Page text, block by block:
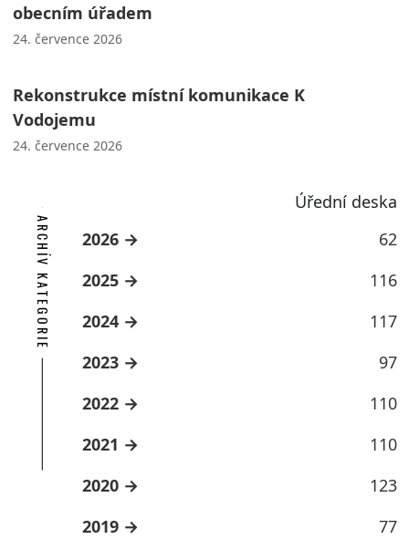
obecním úřadem
24. července 2026
Rekonstrukce místní komunikace K
Vodojemu
24. července 2026
Úřední deska
ARCHÍV KATEGORIE 2026
62
2025
116
2024
117
2023
97
2022
110
2021
110
2020
123
2019
77